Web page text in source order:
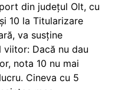
din județul Olt, cu
10 la Titularizare
va susține
viitor: Dacă nu dau
nota 10 nu mai
Cineva cu 5